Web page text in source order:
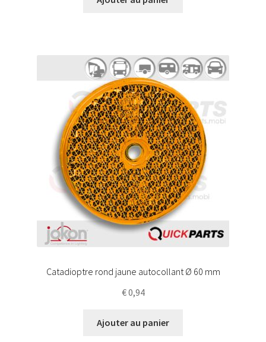
Catadioptre rond jaune autocollant Ø 60 mm
€0,94
Ajouter au panier